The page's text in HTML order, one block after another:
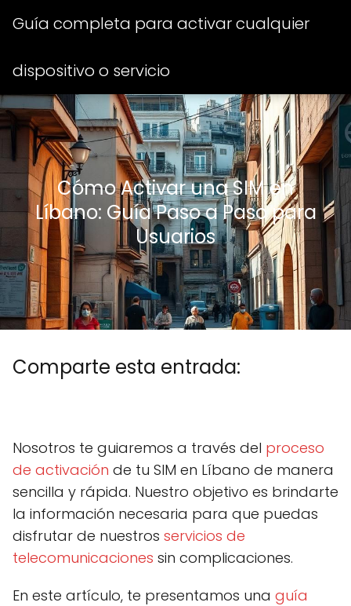
Guía completa para activar cualquier
dispositivo o servicio
Cómo Activar una SIM en
Líbano: Guía Paso a Paso para
Usuarios
Comparte esta entrada:
p
a
r
t
i
r
e
n
w
t
t
e
r
)
p
a
r
t
i
r
e
n
e
b
o
o
k
p
r
t
i
r
e
n
t
r
e
s
t
p
r
t
i
r
e
k
d
I
n
p
r
t
i
r
e
i
Nosotros te guiaremos a través del proceso
de activación de tu SIM en Líbano de manera
sencilla y rápida. Nuestro objetivo es brindarte
la información necesaria para que puedas
disfrutar de nuestros servicios de
telecomunicaciones sin complicaciones.
En este artículo, te presentamos una guía